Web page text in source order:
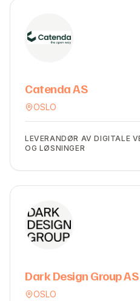
Catenda AS
OSLO
LEVERANDØR AV DIGITALE
OG LØSNINGER
Dark Design Group AS
OSLO